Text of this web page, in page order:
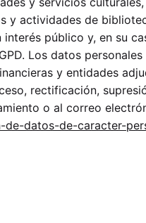
actividades de
público y, en su
Los datos
y entidades
rectificación,
o al correo
datos-de-caracter-